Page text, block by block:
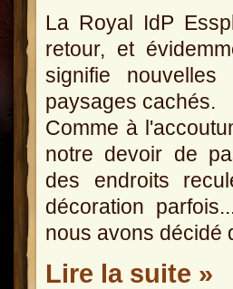
La Royal IdP
retour, et
signifie
paysages cachés.
Comme à
notre devoir de
des endroits
décoration
nous avons décidé
Lire la suite »